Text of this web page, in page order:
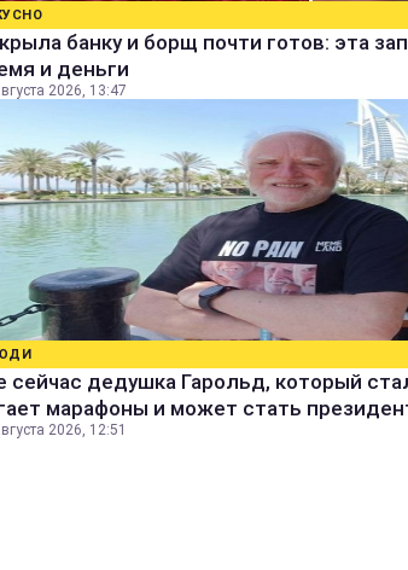
банку и борщ почти готов: эта
и деньги
2026, 13:47
сейчас дедушка Гарольд, который
марафоны и может стать
2026, 12:51